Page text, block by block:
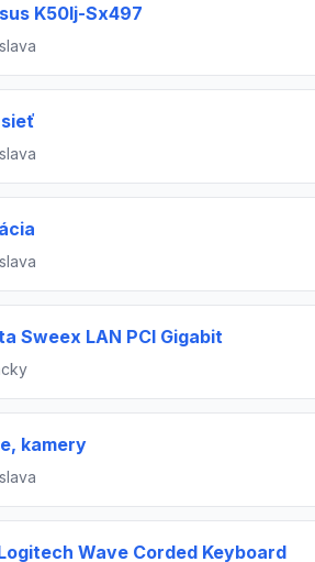
K50Ij-Sx497
Sweex LAN PCI Gigabit
kamery
Wave Corded Keyboard